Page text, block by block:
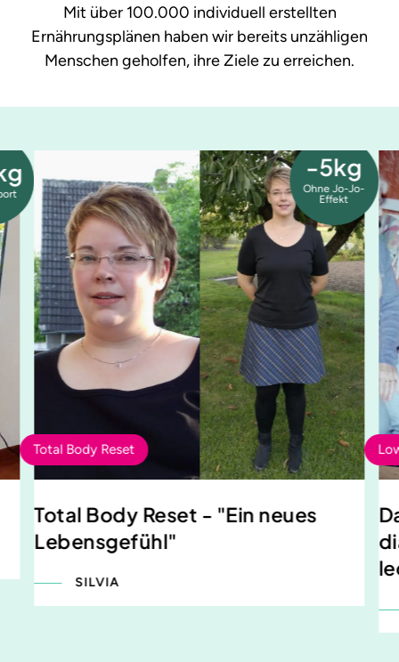
Mit über 100.000 individuell erstellten
Ernährungsplänen haben wir bereits unzähligen
Menschen geholfen, ihre Ziele zu erreichen.
-5kg
Ohne Jo-Jo-
Effekt
Total Body Reset
Total Body Reset - "Ein neues
Lebensgefühl"
SILVIA